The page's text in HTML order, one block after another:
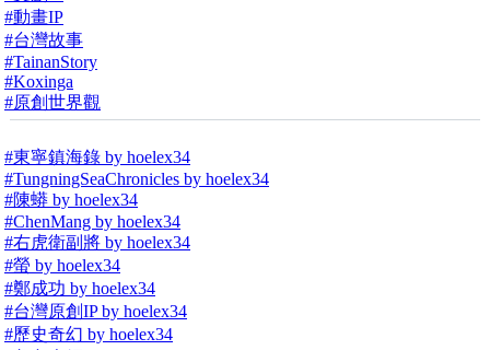
#動畫IP
#台灣故事
#TainanStory
#Koxinga
#原創世界觀
#東寧鎮海錄 by hoelex34
#TungningSeaChronicles by hoelex34
#陳蟒 by hoelex34
#ChenMang by hoelex34
#右虎衛副將 by hoelex34
#螢 by hoelex34
#鄭成功 by hoelex34
#台灣原創IP by hoelex34
#歷史奇幻 by hoelex34